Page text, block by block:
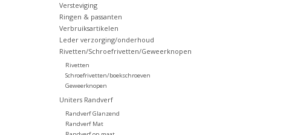
Versteviging
Ringen & passanten
Verbruiksartikelen
Leder verzorging/onderhoud
Rivetten/Schroefrivetten/Geweerknopen
Rivetten
Schroefrivetten/boekschroeven
Geweerknopen
Uniters Randverf
Randverf Glanzend
Randverf Mat